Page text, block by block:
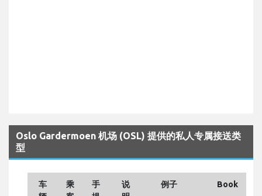
Oslo Gardermoen 机场 (OSL) 提供的私人专属接送类
型
车
乘
手
说
例子 Book